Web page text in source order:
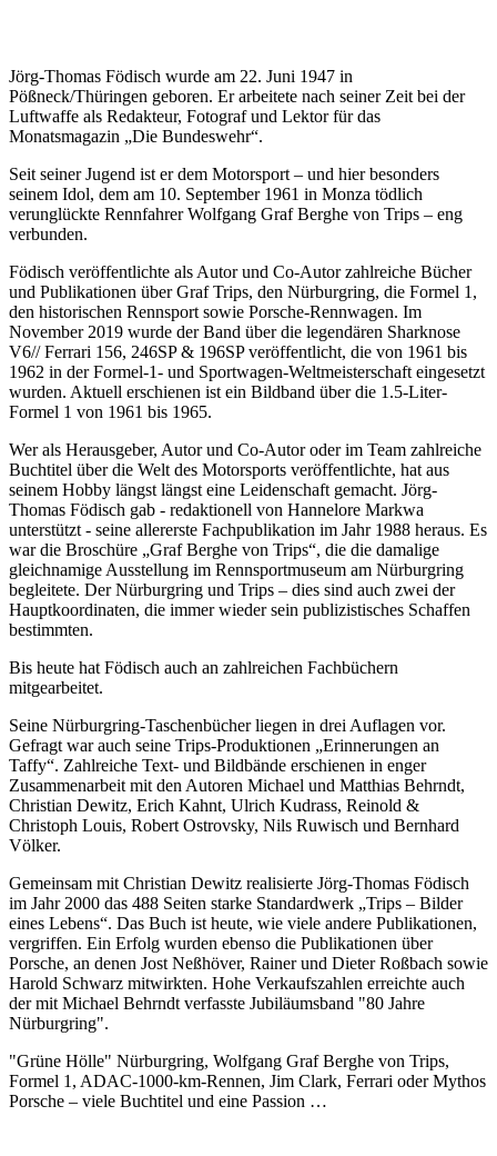
Jörg-Thomas Födisch wurde am 22. Juni 1947 in
Pößneck/Thüringen geboren. Er arbeitete nach seiner Zeit bei der
Luftwaffe als Redakteur, Fotograf und Lektor für das
Monatsmagazin „Die Bundeswehr“.
Seit seiner Jugend ist er dem Motorsport – und hier besonders
seinem Idol, dem am 10. September 1961 in Monza tödlich
verunglückte Rennfahrer Wolfgang Graf Berghe von Trips – eng
verbunden.
Födisch veröffentlichte als Autor und Co-Autor zahlreiche Bücher
und Publikationen über Graf Trips, den Nürburgring, die Formel 1,
den historischen Rennsport sowie Porsche-Rennwagen. Im
November 2019 wurde der Band über die legendären Sharknose
V6// Ferrari 156, 246SP & 196SP veröffentlicht, die von 1961 bis
1962 in der Formel-1- und Sportwagen-Weltmeisterschaft eingesetzt
wurden. Aktuell erschienen ist ein Bildband über die 1.5-Liter-
Formel 1 von 1961 bis 1965.
Wer als Herausgeber, Autor und Co-Autor oder im Team zahlreiche
Buchtitel über die Welt des Motorsports veröffentlichte, hat aus
seinem Hobby längst längst eine Leidenschaft gemacht. Jörg-
Thomas Födisch gab - redaktionell von Hannelore Markwa
unterstützt - seine allererste Fachpublikation im Jahr 1988 heraus. Es
war die Broschüre „Graf Berghe von Trips“, die die damalige
gleichnamige Ausstellung im Rennsportmuseum am Nürburgring
begleitete. Der Nürburgring und Trips – dies sind auch zwei der
Hauptkoordinaten, die immer wieder sein publizistisches Schaffen
bestimmten.
Bis heute hat Födisch auch an zahlreichen Fachbüchern
mitgearbeitet.
Seine Nürburgring-Taschenbücher liegen in drei Auflagen vor.
Gefragt war auch seine Trips-Produktionen „Erinnerungen an
Taffy“. Zahlreiche Text- und Bildbände erschienen in enger
Zusammenarbeit mit den Autoren Michael und Matthias Behrndt,
Christian Dewitz, Erich Kahnt, Ulrich Kudrass, Reinold &
Christoph Louis, Robert Ostrovsky, Nils Ruwisch und Bernhard
Völker.
Gemeinsam mit Christian Dewitz realisierte Jörg-Thomas Födisch
im Jahr 2000 das 488 Seiten starke Standardwerk „Trips – Bilder
eines Lebens“. Das Buch ist heute, wie viele andere Publikationen,
vergriffen. Ein Erfolg wurden ebenso die Publikationen über
Porsche, an denen Jost Neßhöver, Rainer und Dieter Roßbach sowie
Harold Schwarz mitwirkten. Hohe Verkaufszahlen erreichte auch
der mit Michael Behrndt verfasste Jubiläumsband "80 Jahre
Nürburgring".
"Grüne Hölle" Nürburgring, Wolfgang Graf Berghe von Trips,
Formel 1, ADAC-1000-km-Rennen, Jim Clark, Ferrari oder Mythos
Porsche – viele Buchtitel und eine Passion …